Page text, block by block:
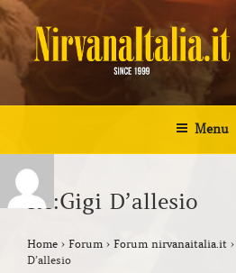
Salta
al
contenuto
NIRVANA ITALIA
Menu
Re:Gigi D’allesio
Home › Forum › Forum nirvanaitalia.it ›
D’allesio